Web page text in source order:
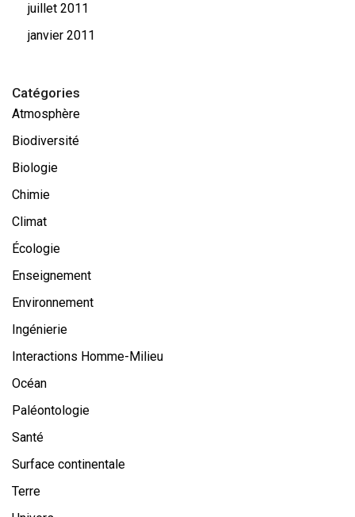
juillet 2011
janvier 2011
Catégories
Atmosphère
Biodiversité
Biologie
Chimie
Climat
Écologie
Enseignement
Environnement
Ingénierie
Interactions Homme-Milieu
Océan
Paléontologie
Santé
Surface continentale
Terre